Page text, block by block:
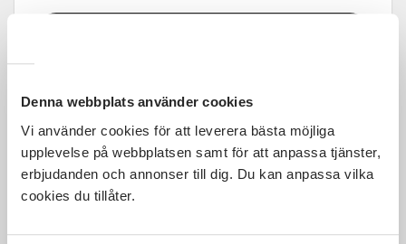
Denna webbplats använder cookies
Vi använder cookies för att leverera bästa möjliga
upplevelse på webbplatsen samt för att anpassa tjänster,
erbjudanden och annonser till dig. Du kan anpassa vilka
cookies du tillåter.
2 295 SEK